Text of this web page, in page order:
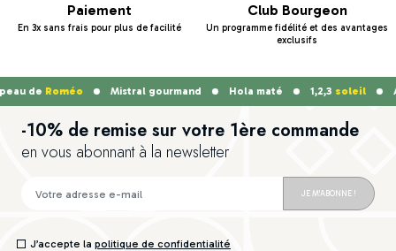
Paiement
En 3x sans frais pour plus de facilité
Club Bourgeon
Un programme fidélité et des avantages
exclusifs
deRoméo Mistral gourmand Hola maté 1,2,3soleil
-10% de remise sur votre 1ère commande
en vous abonnant à la newsletter
JE M'ABONNE !
J’accepte la politique de confidentialité